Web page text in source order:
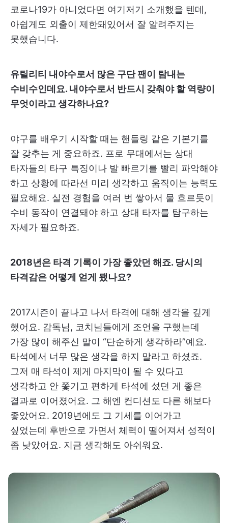
코로나19가 아니었다면 여기저기 소개했을 텐데,
아쉽게도 외출이 제한돼있어서 잘 알려주지는
못했습니다.
유틸리티 내야수로서 많은 구단 팬이 탐내는
수비수인데요. 내야수로서 반드시 갖춰야 할 역량이
무엇이라고 생각하나요?
야구를 배우기 시작할 때는 핸들링 같은 기본기를
잘 갖추는 게 중요하죠. 프로 무대에서는 상대
타자들의 타구 특징이나 발 빠르기를 빨리 파악해야
하고 상황에 따라선 미리 생각하고 움직이는 능력도
필요해요. 실전 경험을 여러 번 쌓아서 물 흐르듯이
수비 동작이 연결돼야 하고 상대 타자를 탐구하는
자세가 필요하죠.
2018년은 타격 기록이 가장 좋았던 해죠. 당시의
타격감은 어떻게 얻게 됐나요?
2017시즌이 끝나고 나서 타격에 대해 생각을 깊게
했어요. 감독님, 코치님들에게 조언을 구했는데
가장 많이 해주신 말이 “단순하게 생각하라”예요.
타석에서 너무 많은 생각을 하지 말라고 하셨죠.
그저 매 타석이 제게 마지막이 될 수 있다고
생각하고 안 쫓기고 편하게 타석에 섰던 게 좋은
결과로 이어졌어요. 그 해엔 컨디션도 다른 해보다
좋았어요. 2019년에도 그 기세를 이어가고
싶었는데 후반으로 가면서 체력이 떨어져서 성적이
좀 낮았어요. 지금 생각해도 아쉬워요.